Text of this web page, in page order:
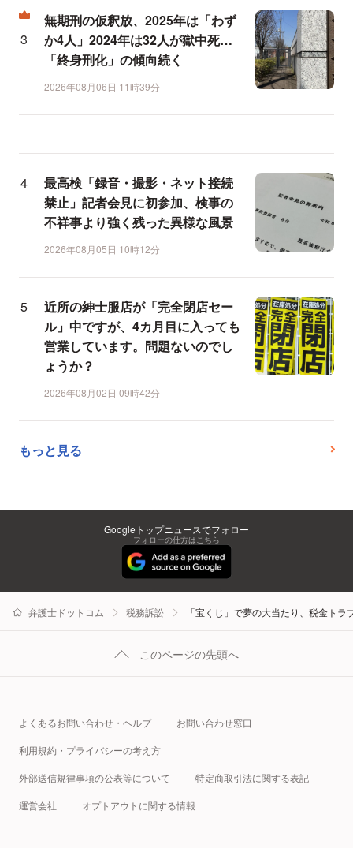
無期刑の仮釈放、2025年は「わず
か4人」2024年は32人が獄中死…
「終身刑化」の傾向続く
2026年08月06日 11時39分
最高検「録音・撮影・ネット接続
禁止」記者会見に初参加、検事の
不祥事より強く残った異様な風景
2026年08月05日 10時12分
近所の紳士服店が「完全閉店セー
ル」中ですが、4カ月目に入っても
営業しています。問題ないのでし
ょうか？
2026年08月02日 09時42分
もっと見る
Googleトップニュースでフォロー
フォローの仕方はこちら
弁護士ドットコム 税務訴訟 「宝くじ」で夢の大当たり、税金ト
このページの先頭へ
よくあるお問い合わせ・ヘルプ お問い合わせ窓口
利用規約・プライバシーの考え方
外部送信規律事項の公表等について 特定商取引法に関する表記
運営会社 オプトアウトに関する情報